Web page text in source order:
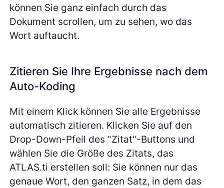
können Sie ganz einfach durch das
Dokument scrollen, um zu sehen, wo das
Wort auftaucht.
Zitieren Sie Ihre Ergebnisse nach dem
Auto-Koding
Mit einem Klick können Sie alle Ergebnisse
automatisch zitieren. Klicken Sie auf den
Drop-Down-Pfeil des "Zitat"-Buttons und
wählen Sie die Größe des Zitats, das
ATLAS.ti erstellen soll: Sie können nur das
genaue Wort, den ganzen Satz, in dem das